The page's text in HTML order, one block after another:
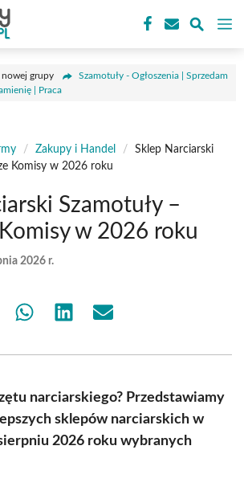
nowej grupy
Szamotuły - Ogłoszenia | Sprzedam
| Praca
/ Zakupy i Handel /
Sklep Narciarski
Komisy w 2026 roku
Szamotuły –
w 2026 roku
2026 r.
Share Share Share
narciarskiego? Przedstawiamy
sklepów narciarskich w
2026 roku wybranych